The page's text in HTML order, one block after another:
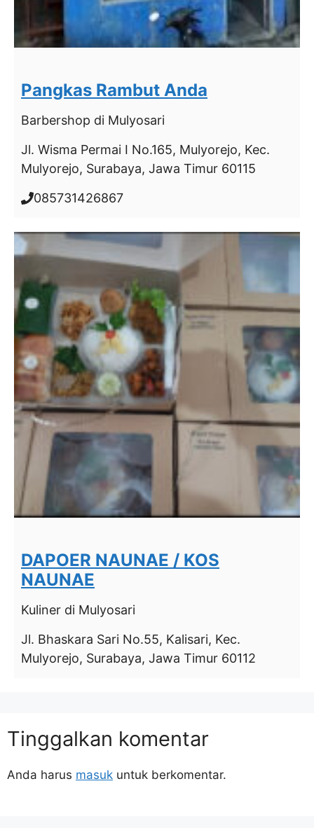
Pangkas Rambut Anda
Barbershop di Mulyosari
Jl. Wisma Permai I No.165, Mulyorejo, Kec.
Mulyorejo, Surabaya, Jawa Timur 60115
085731426867
DAPOER NAUNAE / KOS
NAUNAE
Kuliner di Mulyosari
Jl. Bhaskara Sari No.55, Kalisari, Kec.
Mulyorejo, Surabaya, Jawa Timur 60112
Tinggalkan komentar
Anda harus masuk untuk berkomentar.